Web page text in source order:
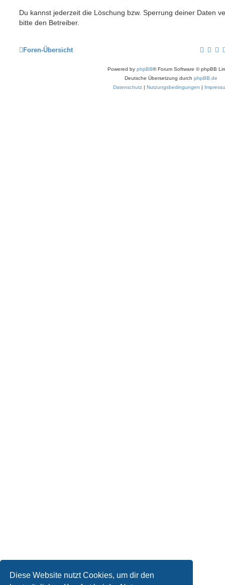
Diese Website nutzt Cookies, um dir den
Du kannst jederzeit die Löschung bzw. Sperrung deiner Daten
bitte den Betreiber.
Foren-Übersicht
Powered by phpBB® Forum Software © phpBB
Deutsche Übersetzung durch phpBB.de
Datenschutz| Nutzungsbedingungen |